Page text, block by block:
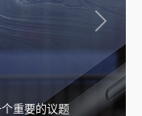
社会生产力
下一张